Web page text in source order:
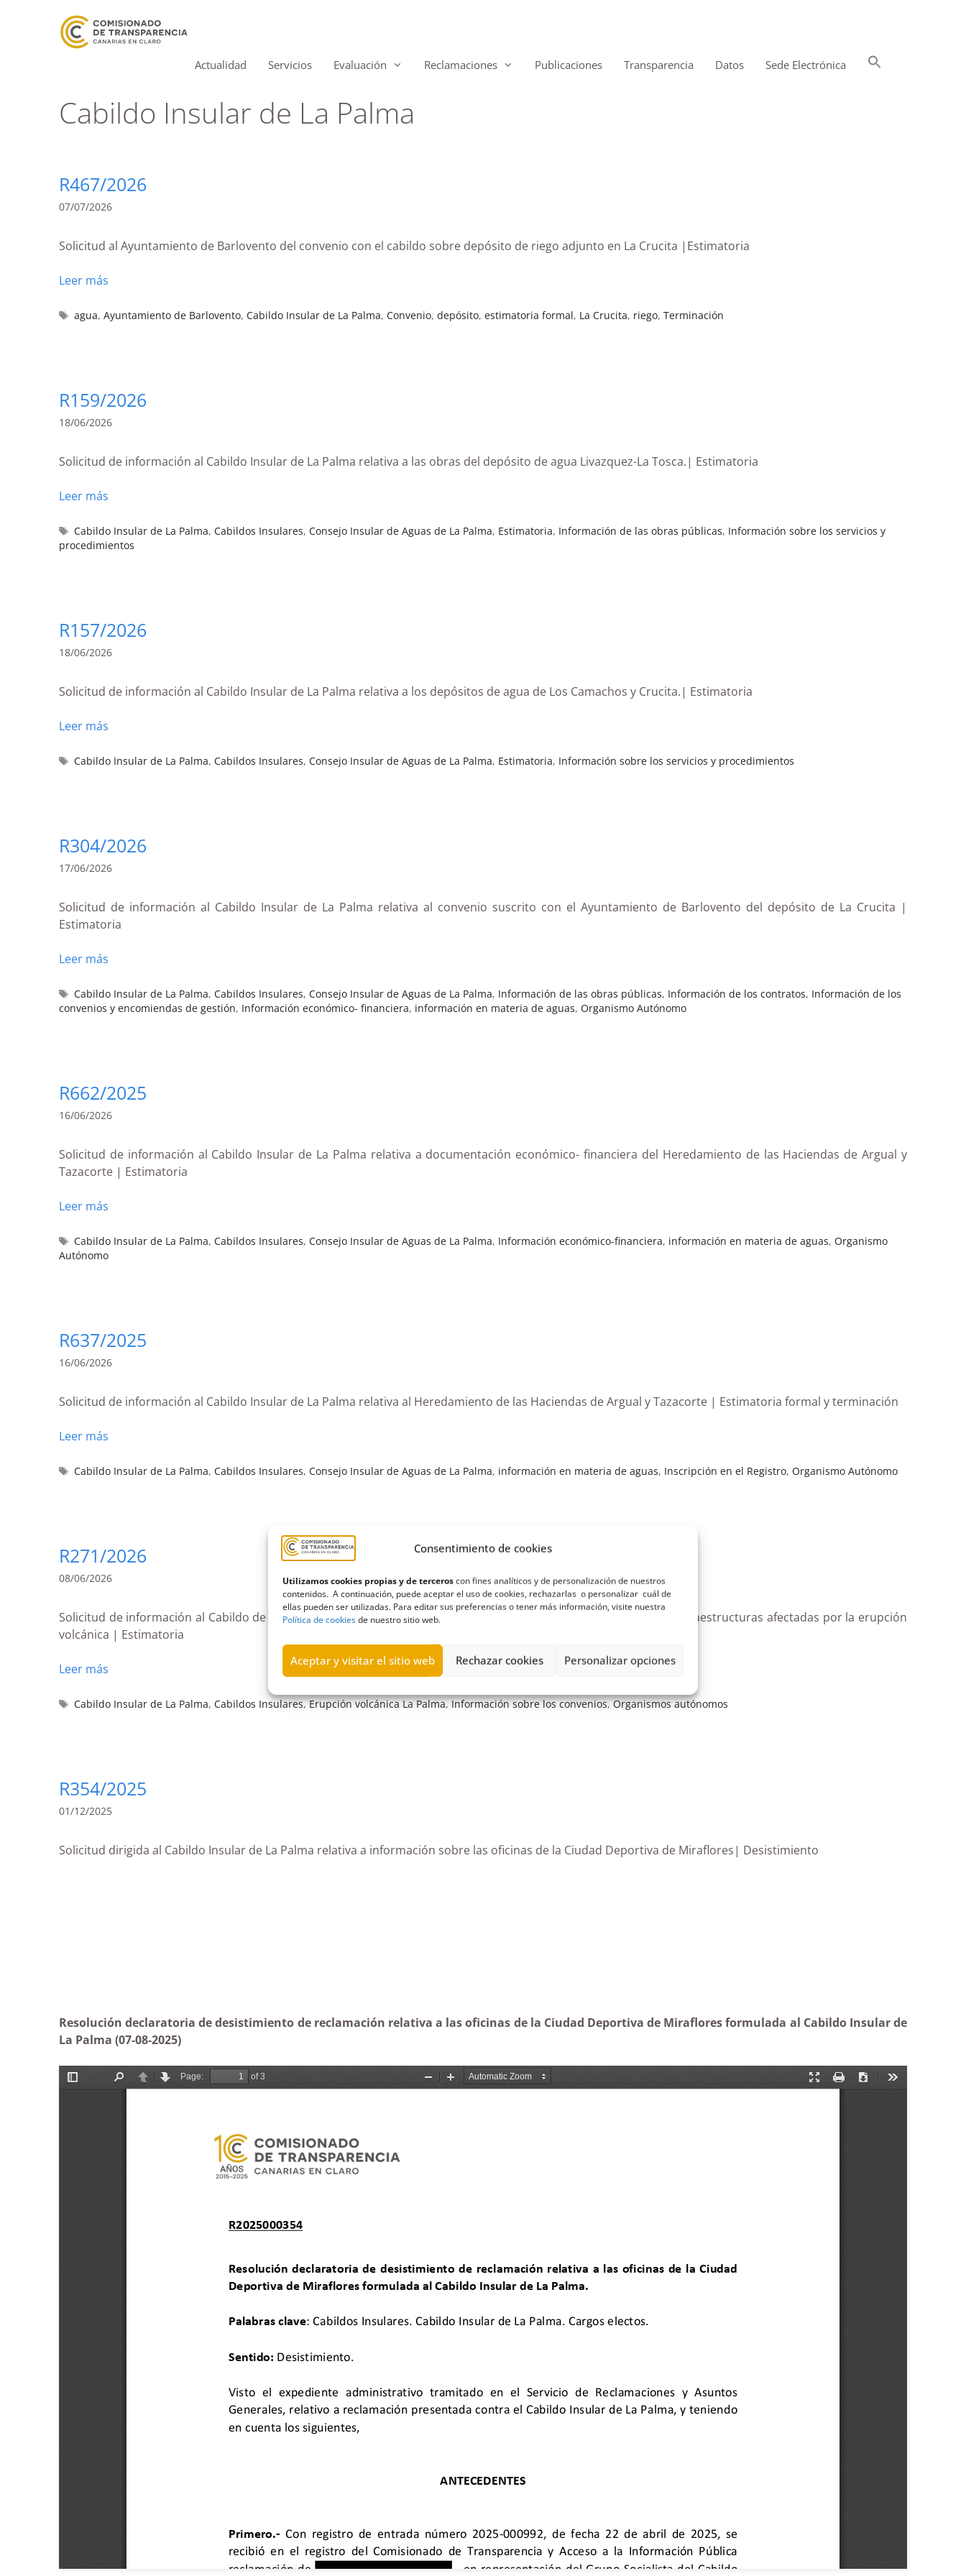
Consentimiento de cookies
Utilizamos cookies propias y de terceroscon fines analíticos y de personalización de nuestros
contenidos. A continuación, puede aceptar el uso de cookies, rechazarlas o personalizar cuál de
ellas pueden ser utilizadas. Para editar sus preferencias o tener más información, visite nuestra
Política de cookiesde nuestro sitio web.
Aceptar y visitar el sitio web Rechazar cookies Personalizar opciones
Actualidad Servicios Evaluación Reclamaciones Publicaciones Transparencia Datos Sede Electrónica
Cabildo Insular de La Palma
R467/2026
07/07/2026
Solicitud al Ayuntamiento de Barlovento del convenio con el cabildo sobre depósito de riego adjunto en La Crucita |Estimatoria
Leer más
agua,Ayuntamiento de Barlovento,Cabildo Insular de La Palma,Convenio,depósito,estimatoria formal, La Crucita, riego,Terminación
R159/2026
18/06/2026
Solicitud de información al Cabildo Insular de La Palma relativa a las obras del depósito de agua Livazquez-La Tosca.| Estimatoria
Leer más
Cabildo Insular de La Palma,Cabildos Insulares,Consejo Insular de Aguas de La Palma, Estimatoria, Información de las obras públicas, Información sobre los servicios y
procedimientos
R157/2026
18/06/2026
Solicitud de información al Cabildo Insular de La Palma relativa a los depósitos de agua de Los Camachos y Crucita.| Estimatoria
Leer más
Cabildo Insular de La Palma,Cabildos Insulares,Consejo Insular de Aguas de La Palma, Estimatoria, Información sobre los servicios y procedimientos
R304/2026
17/06/2026
Solicitud de información al Cabildo Insular de La Palma relativa al convenio suscrito con el Ayuntamiento de Barlovento del depósito de La Crucita |
Estimatoria
Leer más
Cabildo Insular de La Palma,Cabildos Insulares,Consejo Insular de Aguas de La Palma, Información de las obras públicas, Información de los contratos, Información de los
convenios y encomiendas de gestión, Información económico- financiera, información en materia de aguas, Organismo Autónomo
R662/2025
16/06/2026
Solicitud de información al Cabildo Insular de La Palma relativa a documentación económico- financiera del Heredamiento de las Haciendas de Argual y
Tazacorte | Estimatoria
Leer más
Cabildo Insular de La Palma,Cabildos Insulares,Consejo Insular de Aguas de La Palma, Información económico-financiera, información en materia de aguas,Organismo
Autónomo
R637/2025
16/06/2026
Solicitud de información al Cabildo Insular de La Palma relativa al Heredamiento de las Haciendas de Argual y Tazacorte | Estimatoria formal y terminación
Leer más
Cabildo Insular de La Palma,Cabildos Insulares,Consejo Insular de Aguas de La Palma, información en materia de aguas, Inscripción en el Registro,Organismo Autónomo
R271/2026
08/06/2026
Solicitud de información al Cabildo de La Palma relativa al convenio suscrito con la AGE para la recuperación de infraestructuras afectadas por la erupción
volcánica | Estimatoria
Leer más
Cabildo Insular de La Palma,Cabildos Insulares,Erupción volcánica La Palma,Información sobre los convenios,Organismos autónomos
R354/2025
01/12/2025
Solicitud dirigida al Cabildo Insular de La Palma relativa a información sobre las oficinas de la Ciudad Deportiva de Miraflores| Desistimiento
Resolución declaratoria de desistimiento de reclamación relativa a las oficinas de la Ciudad Deportiva de Miraflores formulada al Cabildo Insular de
La Palma (07-08-2025)